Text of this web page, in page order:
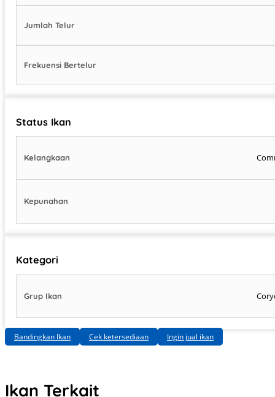
Jumlah Telur
Frekuensi Bertelur
Status Ikan
Kelangkaan
Kepunahan
Kategori
Grup Ikan
Bandingkan Ikan Cek ketersediaan Ingin jual ikan
Ikan Terkait